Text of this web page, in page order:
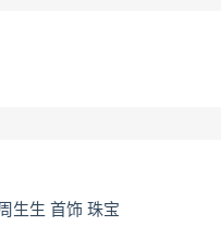
生生 首饰 珠宝